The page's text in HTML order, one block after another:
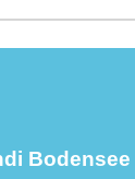
Bodensee